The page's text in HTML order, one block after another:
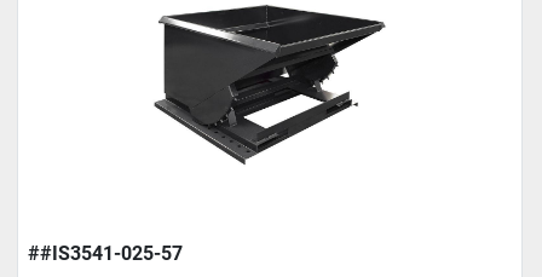
##IS3541-025-57